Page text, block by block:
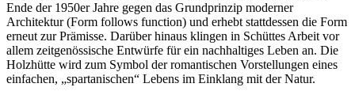
Ende der 1950er Jahre gegen das Grundprinzip moderner
Architektur (Form follows function) und erhebt stattdessen die Form
erneut zur Prämisse. Darüber hinaus klingen in Schüttes Arbeit vor
allem zeitgenössische Entwürfe für ein nachhaltiges Leben an. Die
Holzhütte wird zum Symbol der romantischen Vorstellungen eines
einfachen, „spartanischen“ Lebens im Einklang mit der Natur.